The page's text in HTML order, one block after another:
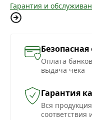
Гарантия и
Безопасная
Оплата
выдача чека
Гарантия
Вся
соответствия